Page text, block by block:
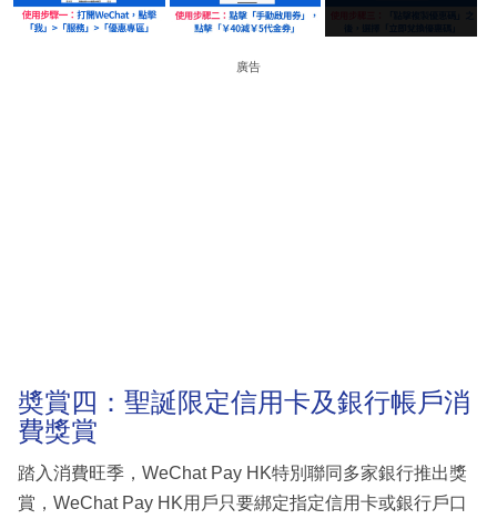
廣告
奬賞四：聖誕限定信用卡及銀行帳戶消
費獎賞
踏入消費旺季，WeChat Pay HK特別聯同多家銀行推出獎
賞，WeChat Pay HK用戶只要綁定指定信用卡或銀行戶口